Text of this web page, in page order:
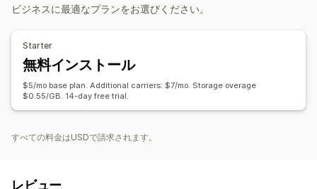
ビジネスに最適なプランをお選びください。
Starter
無料インストール
$5/mo base plan. Additional carriers: $7/mo. Storage overage
$0.55/GB. 14-day free trial.
すべての料金はUSDで請求されます。
レビュー